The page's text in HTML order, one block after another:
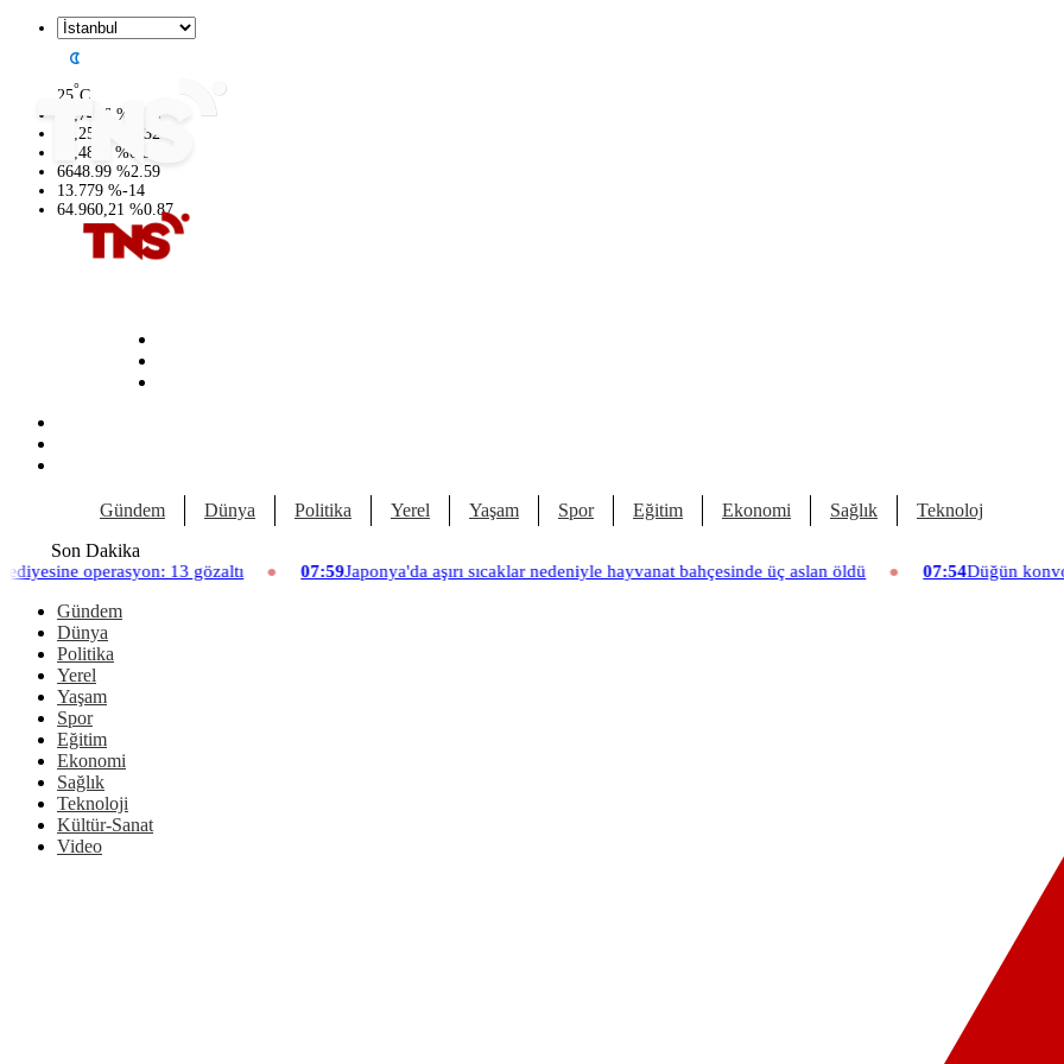
25°C
47,7436 %
0.18
55,2510
0.32
64,4811
%0.38
6648.99 %2.59
13.779 %-14
64.960,21 %0.87
Gündem Dünya Politika Yerel Yaşam Spor Eğitim Ekonomi Sağlık Teknoloji
Son Dakika
13 gözaltı 07:59Japonya'da aşırı sıcaklar nedeniyle hayvanat bahçesinde üç aslan öldü 07:54Düğün konvoyuna ağır fatura:
Gündem
Dünya
Politika
Yerel
Yaşam
Spor
Eğitim
Ekonomi
Sağlık
Teknoloji
Kültür-Sanat
Video